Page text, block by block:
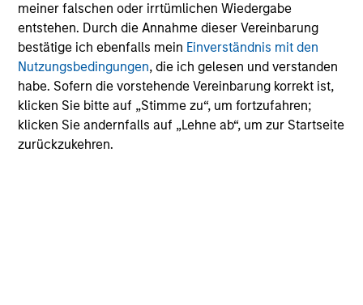
meiner falschen oder irrtümlichen Wiedergabe
entstehen. Durch die Annahme dieser Vereinbarung
bestätige ich ebenfalls mein Einverständnis mit den
Nutzungsbedingungen, die ich gelesen und verstanden
habe. Sofern die vorstehende Vereinbarung korrekt ist,
klicken Sie bitte auf „Stimme zu“, um fortzufahren;
klicken Sie andernfalls auf „Lehne ab“, um zur Startseite
zurückzukehren.
Durchschnittliche jährliche
Gesamtrendite